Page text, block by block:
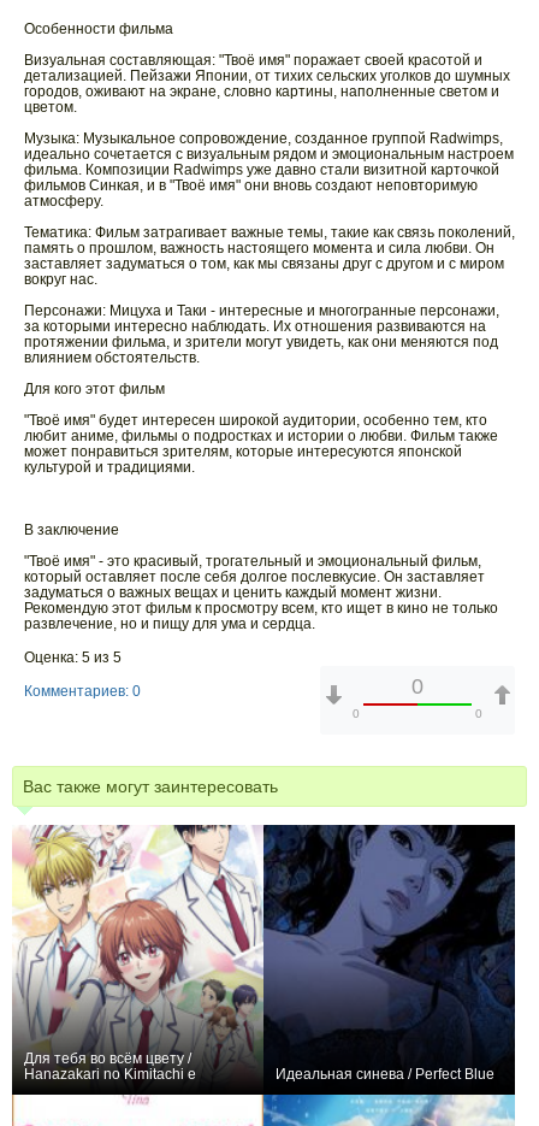
Особенности фильма
Визуальная составляющая: "Твоё имя" поражает своей красотой и
детализацией. Пейзажи Японии, от тихих сельских уголков до шумных
городов, оживают на экране, словно картины, наполненные светом и
цветом.
Музыка: Музыкальное сопровождение, созданное группой Radwimps,
идеально сочетается с визуальным рядом и эмоциональным настроем
фильма. Композиции Radwimps уже давно стали визитной карточкой
фильмов Синкая, и в "Твоё имя" они вновь создают неповторимую
атмосферу.
Тематика: Фильм затрагивает важные темы, такие как связь поколений,
память о прошлом, важность настоящего момента и сила любви. Он
заставляет задуматься о том, как мы связаны друг с другом и с миром
вокруг нас.
Персонажи: Мицуха и Таки - интересные и многогранные персонажи,
за которыми интересно наблюдать. Их отношения развиваются на
протяжении фильма, и зрители могут увидеть, как они меняются под
влиянием обстоятельств.
Для кого этот фильм
"Твоё имя" будет интересен широкой аудитории, особенно тем, кто
любит аниме, фильмы о подростках и истории о любви. Фильм также
может понравиться зрителям, которые интересуются японской
культурой и традициями.
В заключение
"Твоё имя" - это красивый, трогательный и эмоциональный фильм,
который оставляет после себя долгое послевкусие. Он заставляет
задуматься о важных вещах и ценить каждый момент жизни.
Рекомендую этот фильм к просмотру всем, кто ищет в кино не только
развлечение, но и пищу для ума и сердца.
Оценка: 5 из 5
Комментариев: 0
0
0 0
Вас также могут заинтересовать
Для тебя во всём цвету /
Hanazakari no Kimitachi e
Идеальная синева / Perfect Blue